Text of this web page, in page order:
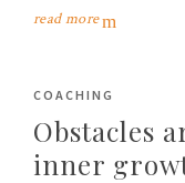
read more
COACHING
Obstacles
inner